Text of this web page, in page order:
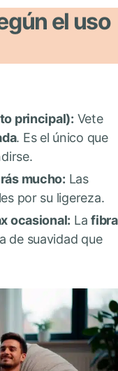
el uso
principal): Vete
. Es el único que
mucho: Las
por su ligereza.
ocasional: Lafibra
de suavidad que